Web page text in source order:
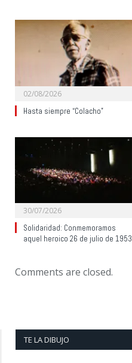
02/08/2026
Hasta siempre “Colacho”
30/07/2026
Solidaridad: Conmemoramos
aquel heroico 26 de julio de 1953
Comments are closed.
TE LA DIBUJO